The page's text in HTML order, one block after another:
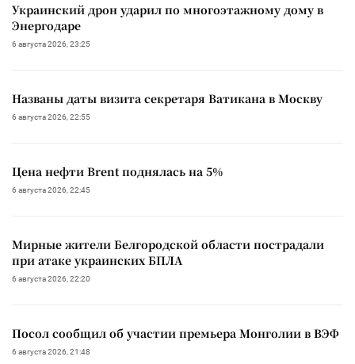
Украинский дрон ударил по многоэтажному дому в
Энергодаре
6 августа 2026, 23:25
Названы даты визита секретаря Ватикана в Москву
6 августа 2026, 22:55
Цена нефти Brent поднялась на 5%
6 августа 2026, 22:45
Мирные жители Белгородской области пострадали
при атаке украинских БПЛА
6 августа 2026, 22:20
Посол сообщил об участии премьера Монголии в ВЭФ
6 августа 2026, 21:48